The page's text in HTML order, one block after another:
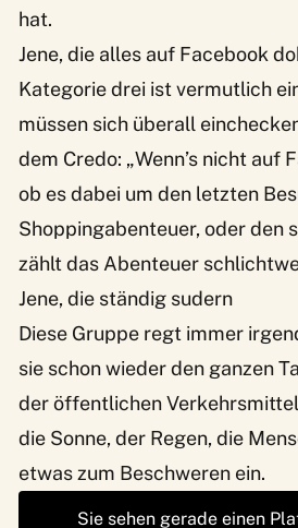
hat.
Jene, die alles auf Facebook
Kategorie drei ist vermutlich
müssen sich überall
dem Credo: „Wenn’s nicht
ob es dabei um den letzten
Shoppingabenteuer, oder den
zählt das Abenteuer
Jene, die ständig sudern
Diese Gruppe regt immer
sie schon wieder den ganzen
der öffentlichen
die Sonne, der Regen, die
etwas zum Beschweren ein.
Sie sehen gerade einen